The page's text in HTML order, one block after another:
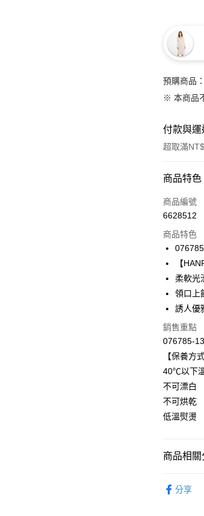
預購商品
※ 本商品
付款與
超取滿
付款方式
信用卡一
合作金
華南商
國泰世
臺灣中
匯豐（
聯邦商
玉山商
台新國
台灣樂
LINE Pay
悠遊付
全盈+PAY
ATM付款
運送方式
付款後全
每筆
商品特色
商品編號
6628512
商品特色
【
柔軟光
領口上
誘人優
銷售重點
076785-
【保養方
40℃以下
不可漂白
不可烘乾
低溫熨燙
商品相關
分享